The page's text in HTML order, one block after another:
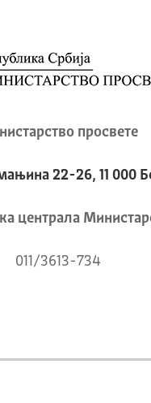
просвете
22-26, 11 000
централа
011/3613-734